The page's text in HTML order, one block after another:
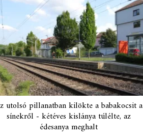
utolsó pillanatban kilökte a babakocsit a
sínekről - kétéves kislánya túlélte, az
édesanya meghalt